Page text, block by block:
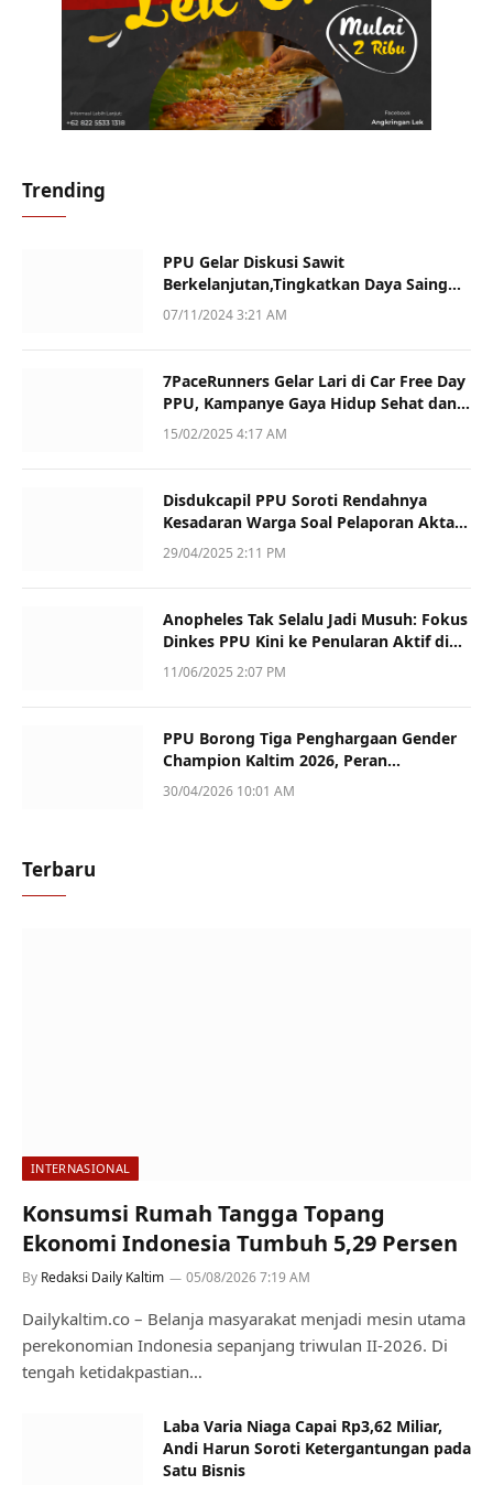
Trending
PPU Gelar Diskusi Sawit
Berkelanjutan,Tingkatkan Daya Saing
dan Kualitas
07/11/2024 3:21 AM
7PaceRunners Gelar Lari di Car Free Day
PPU, Kampanye Gaya Hidup Sehat dan
Dukung UMKM
15/02/2025 4:17 AM
Disdukcapil PPU Soroti Rendahnya
Kesadaran Warga Soal Pelaporan Akta
Kematian
29/04/2025 2:11 PM
Anopheles Tak Selalu Jadi Musuh: Fokus
Dinkes PPU Kini ke Penularan Aktif di
Sotek
11/06/2025 2:07 PM
PPU Borong Tiga Penghargaan Gender
Champion Kaltim 2026, Peran
Perempuan Jadi Sorotan
30/04/2026 10:01 AM
Terbaru
INTERNASIONAL
Konsumsi Rumah Tangga Topang
Ekonomi Indonesia Tumbuh 5,29 Persen
By Redaksi Daily Kaltim 05/08/2026 7:19 AM
Dailykaltim.co – Belanja masyarakat menjadi mesin utama
perekonomian Indonesia sepanjang triwulan II-2026. Di
tengah ketidakpastian…
Laba Varia Niaga Capai Rp3,62 Miliar,
Andi Harun Soroti Ketergantungan pada
Satu Bisnis